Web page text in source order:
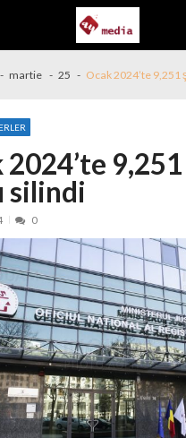
martie 25 Ocak 2024’te 9,251
2024’te
silindi
0